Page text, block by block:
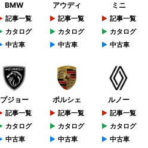
BMW
記事一覧
カタログ
中古車
アウディ
記事一覧
カタログ
中古車
ミニ
記事一覧
カタログ
中古車
プジョー
記事一覧
カタログ
中古車
ポルシェ
記事一覧
カタログ
中古車
ルノー
記事一覧
カタログ
中古車